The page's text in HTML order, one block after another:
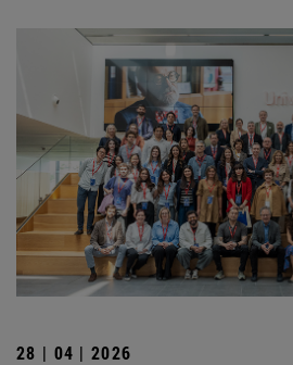
28 | 04 | 2026